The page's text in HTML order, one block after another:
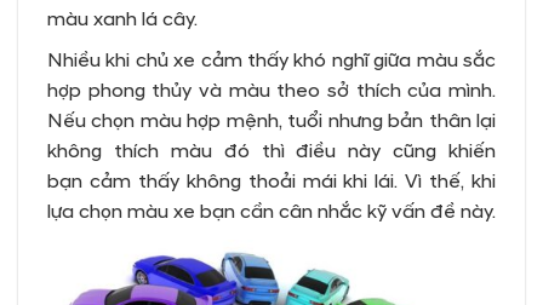
màu xanh lá cây.
Nhiều khi chủ xe cảm thấy khó nghĩ giữa màu sắc
hợp phong thủy và màu theo sở thích của mình.
Nếu chọn màu hợp mệnh, tuổi nhưng bản thân lại
không thích màu đó thì điều này cũng khiến
bạn cảm thấy không thoải mái khi lái. Vì thế, khi
lựa chọn màu xe bạn cần cân nhắc kỹ vấn đề này.